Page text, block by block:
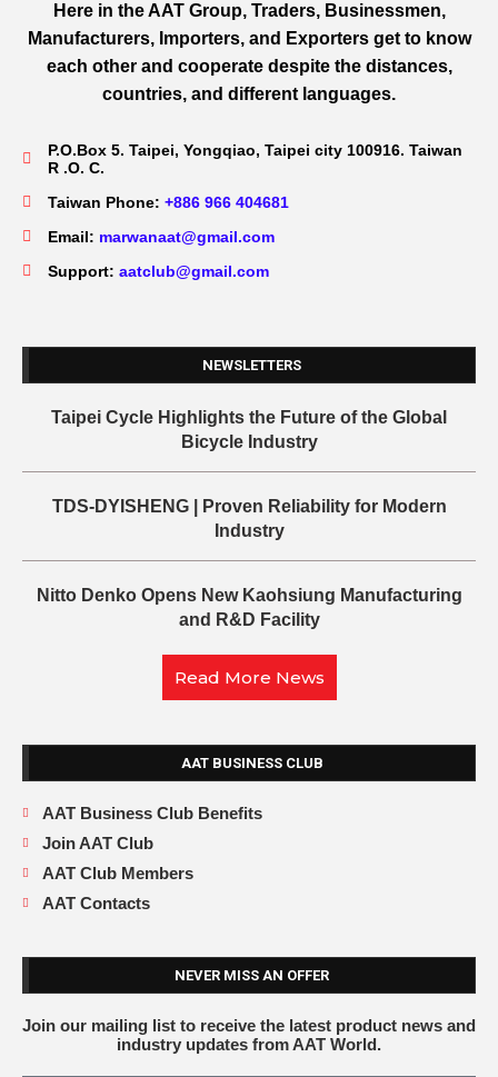
Here in the AAT Group, Traders, Businessmen,
Manufacturers, Importers, and Exporters get to know
each other and cooperate despite the distances,
countries, and different languages.
P.O.Box 5. Taipei, Yongqiao, Taipei city 100916. Taiwan
R .O. C.
Taiwan Phone: +886 966 404681
Email: marwanaat@gmail.com
Support: aatclub@gmail.com
NEWSLETTERS
Taipei Cycle Highlights the Future of the Global
Bicycle Industry
TDS-DYISHENG | Proven Reliability for Modern
Industry
Nitto Denko Opens New Kaohsiung Manufacturing
and R&D Facility
Read More News
AAT BUSINESS CLUB
AAT Business Club Benefits
Join AAT Club
AAT Club Members
AAT Contacts
NEVER MISS AN OFFER
Join our mailing list to receive the latest product news and
industry updates from AAT World.